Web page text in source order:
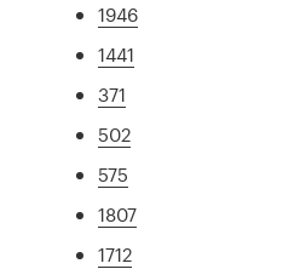
1946
1441
371
502
575
1807
1712